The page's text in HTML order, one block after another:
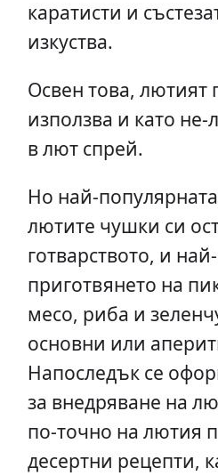
каратисти и
изкуства.
Освен това, лютият
използва и като
в лют спрей.
Но най-
лютите чушки си
готварството, и
приготвянето на
месо, риба и
основни или
Напоследък се
за внедряване на
по-точно на лютия
десертни рецепти,